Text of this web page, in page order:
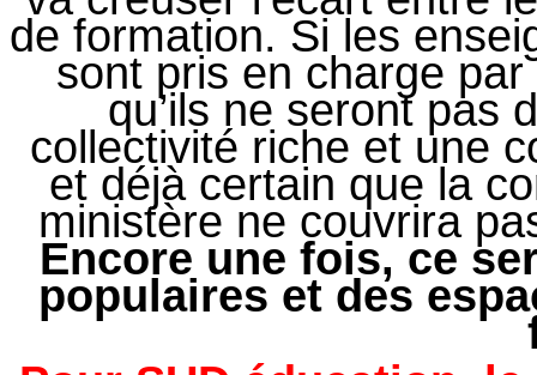
de formation. Si les
sont pris en charge
qu’ils ne seront pas
collectivité riche et une
et déjà certain que la
ministère ne couvrira
Encore une fois, ce
populaires et des